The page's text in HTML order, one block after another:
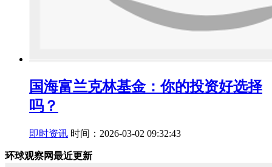
国海富兰克林基金：你的投资好选择
吗？
即时资讯 时间：2026-03-02 09:32:43
环球观察网最近更新